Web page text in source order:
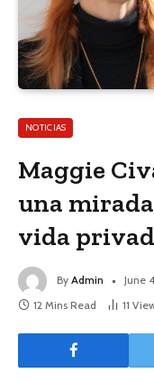
NOTICIAS
Maggie
una
vida
By Admin June
12 Mins Read
11